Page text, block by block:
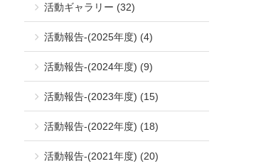
活動ギャラリー (32)
活動報告-(2025年度) (4)
活動報告-(2024年度) (9)
活動報告-(2023年度) (15)
活動報告-(2022年度) (18)
活動報告-(2021年度) (20)